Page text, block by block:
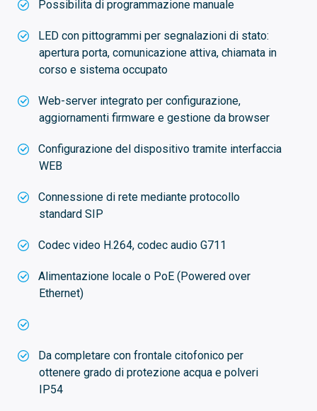
Possibilita di programmazione manuale
LED con pittogrammi per segnalazioni di stato:
apertura porta, comunicazione attiva, chiamata in
corso e sistema occupato
Web-server integrato per configurazione,
aggiornamenti firmware e gestione da browser
Configurazione del dispositivo tramite interfaccia
WEB
Connessione di rete mediante protocollo
standard SIP
Codec video H.264, codec audio G711
Alimentazione locale o PoE (Powered over
Ethernet)
Da completare con frontale citofonico per
ottenere grado di protezione acqua e polveri
IP54